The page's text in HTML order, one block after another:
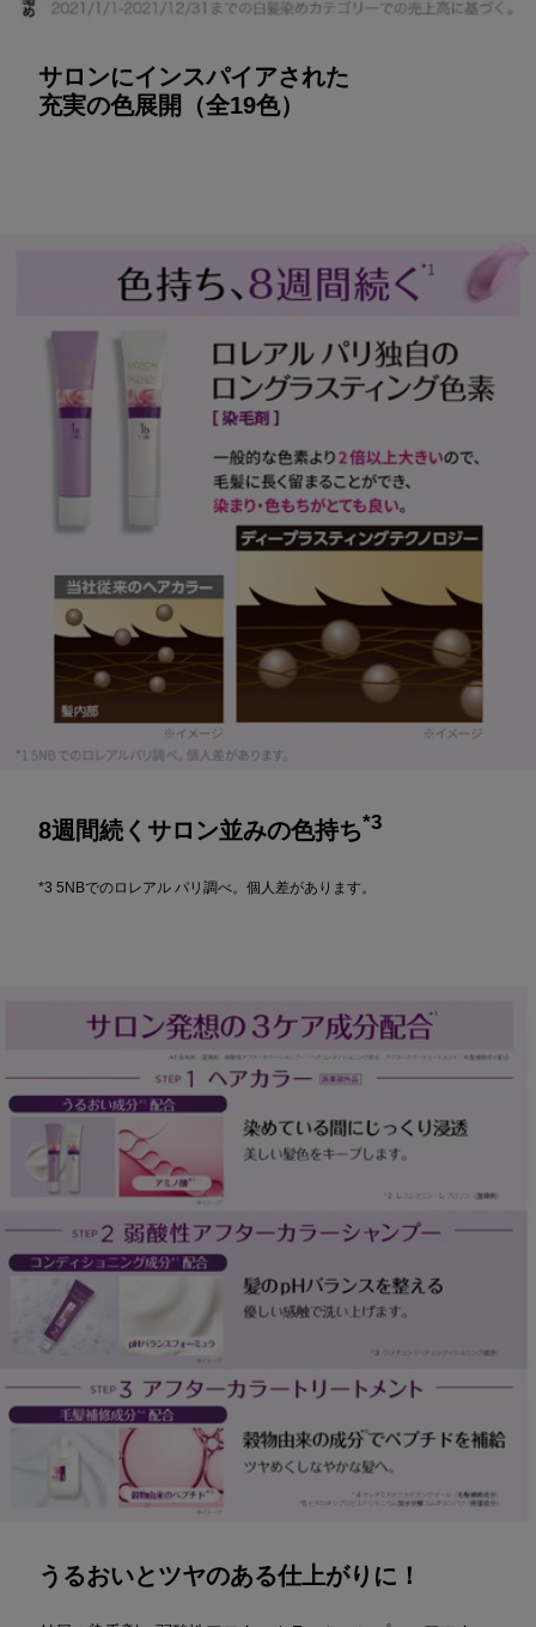
サロンにインスパイアされた
充実の色展開（全19色）
8週間続くサロン並みの色持ち*3
*3 5NBでのロレアル パリ調べ。個人差があります。
うるおいとツヤのある仕上がりに！